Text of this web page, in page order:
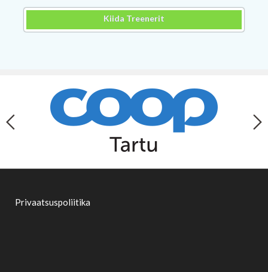
Kiida Treenerit
Privaatsuspoliitika